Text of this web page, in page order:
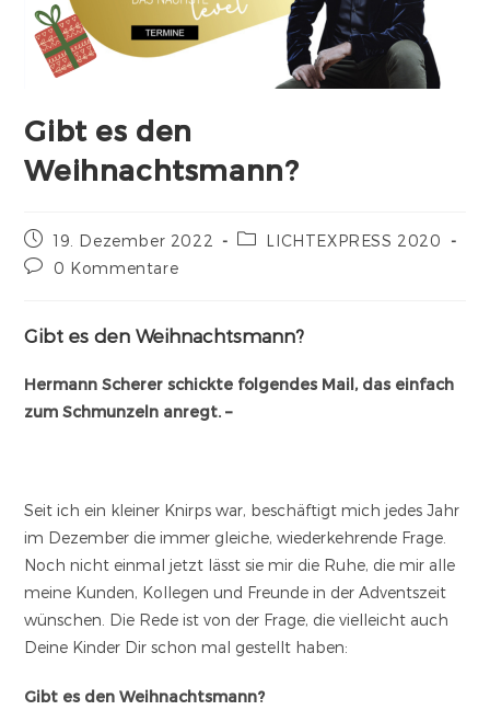
Gibt es den
Weihnachtsmann?
19. Dezember 2022
LICHTEXPRESS 2020
0 Kommentare
Gibt es den Weihnachtsmann?
Hermann Scherer schickte folgendes Mail, das einfach
zum Schmunzeln anregt. –
Seit ich ein kleiner Knirps war, beschäftigt mich jedes Jahr
im Dezember die immer gleiche, wiederkehrende Frage.
Noch nicht einmal jetzt lässt sie mir die Ruhe, die mir alle
meine Kunden, Kollegen und Freunde in der Adventszeit
wünschen. Die Rede ist von der Frage, die vielleicht auch
Deine Kinder Dir schon mal gestellt haben:
Gibt es den Weihnachtsmann?